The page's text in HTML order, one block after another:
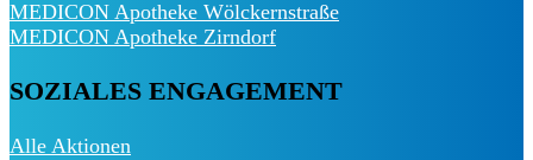
MEDICON Apotheke Wölckernstraße
MEDICON Apotheke Zirndorf
SOZIALES ENGAGEMENT
Alle Aktionen